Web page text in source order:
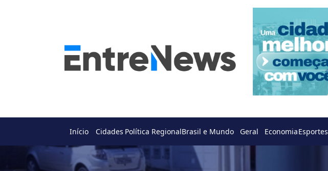
Início Cidades Política RegionalBrasil e Mundo Geral EconomiaEsportes